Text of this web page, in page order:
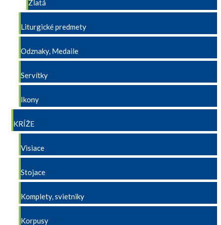
Zlatá
Liturgické predmety
Odznaky, Medaile
Servítky
Ikony
KRÍŽE
Visiace
Stojace
Komplety, svietniky
Korpusy